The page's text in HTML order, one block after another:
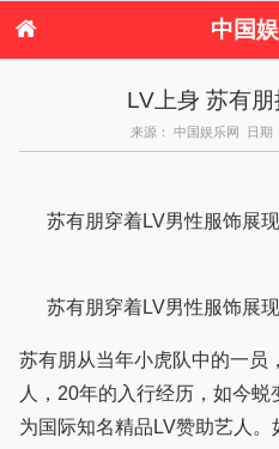
中国
日本娱乐
音乐新闻
LV上身 苏有
来源： 中国娱乐网 日期
苏有朋穿着LV男性服饰展
苏有朋穿着LV男性服饰展
苏有朋从当年小虎队中的一员
人，20年的入行经历，如今
为国际知名精品LV赞助艺人